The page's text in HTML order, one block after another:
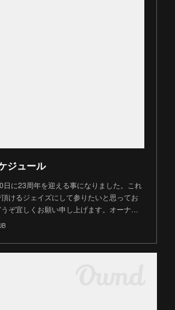
ジュール
日に23周年を迎える事になりました。これ
けるジェイズにして参りたいと思ってお
ぞ宜しくお願い申し上げます。オーナ…